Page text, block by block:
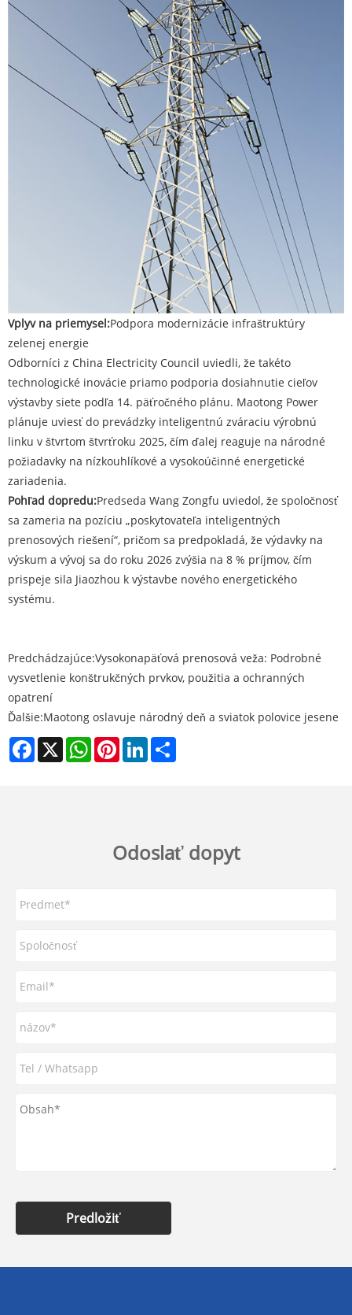
Vplyv na priemysel:Podpora modernizácie infraštruktúry
zelenej energie
Odborníci z China Electricity Council uviedli, že takéto
technologické inovácie priamo podporia dosiahnutie cieľov
výstavby siete podľa 14. päťročného plánu. Maotong Power
plánuje uviesť do prevádzky inteligentnú zváraciu výrobnú
linku v štvrtom štvrťroku 2025, čím ďalej reaguje na národné
požiadavky na nízkouhlíkové a vysokoúčinné energetické
zariadenia.
Pohľad dopredu:Predseda Wang Zongfu uviedol, že spoločnosť
sa zameria na pozíciu „poskytovateľa inteligentných
prenosových riešení“, pričom sa predpokladá, že výdavky na
výskum a vývoj sa do roku 2026 zvýšia na 8 % príjmov, čím
prispeje sila Jiaozhou k výstavbe nového energetického
systému.
Predchádzajúce:Vysokonapäťová prenosová veža: Podrobné
vysvetlenie konštrukčných prvkov, použitia a ochranných
opatrení
Ďalšie:Maotong oslavuje národný deň a sviatok polovice jesene
Facebook
X WhatsAppPinterestLinkedIn
Odoslať dopyt
Predložiť